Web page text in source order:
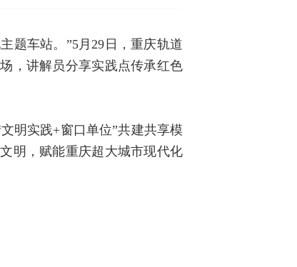
题车站。”5月29日，重庆轨道
，讲解员分享实践点传承红色
明实践+窗口单位”共建共享模
明，赋能重庆超大城市现代化